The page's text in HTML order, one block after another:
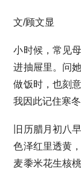
文/顾文显
小时候，常见
进抽屉里。问
做饭时，也刻
我因此记住寒冬
旧历腊月初八
色泽红里透黄
麦黍米花生核